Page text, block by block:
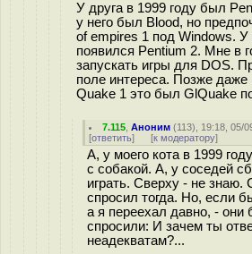
У друга в 1999 году был
у него был Blood, но
of empires 1 под Windows. У
появился Pentium 2. Мне в
запускать игры для DOS.
поле интереса. Позже даже
Quake 1 это был GlQuake
7.115 ,Аноним (113), 19:18, 05/
[ответить] [к модератору]
А, у моего кота в 1999
с собакой. А, у соседей
играть. Сверху - не
спросил тогда. Но, если
а я переехал давно, - они
спросили: И зачем ты
неадекватам?...